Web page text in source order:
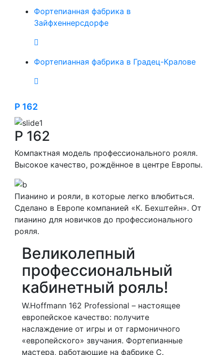
Фортепианная фабрика в
Зайфхеннерсдорфе
Фортепианная фабрика в Градец-Кралове
P 162
P 162
Компактная модель профессионального рояля.
Высокое качество, рождённое в центре Европы.
Пианино и рояли, в которые легко влюбиться.
Сделано в Европе компанией «К. Бехштейн». От
пианино для новичков до профессионального
рояля.
Великолепный
профессиональный
кабинетный рояль!
W.Hoffmann 162 Professional – настоящее
европейское качество: получите
наслаждение от игры и от гармоничного
«европейского» звучания. Фортепианные
мастера, работающие на фабрике C.